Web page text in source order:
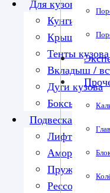
Для кузова
Кунги
Крышки
Тенты кузова
Вкладыш /
Дуги кузова
Боксы в
Подвеска
Лифт-
Пружины
Рессоры